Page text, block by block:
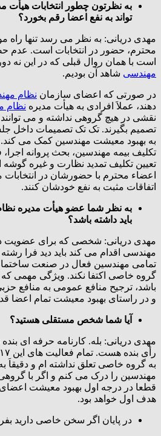
به نظرتون چطور انتخابات هیأت
تواند به نفع اعضا رقم بخورد؟
مهدی دریانی: به نظر می رسد تنها راه
محترم، حضور در انتخابات است. عدم
است با همان روال قبلی که در این نه
مهندسی شاهد آن بودیم.
در صورتی که اعضای سازمان نظام
دهند، عملاَ افرادی به هیأت مدیره نظام
نقشی در هیچ گروهی نداشته و می توانند
تصمیم بگیرند. تک تک تصمیمات داخل
به بهبود معیشت مهندسین کمک می کند.
تکلیف بیمه مهندسین، بحث پروانه
تعیین تکلیف تمدید نظارت و غیره
اعضاء محترم با حضورشان در انتخابات
اتفاقات مثبت به نفع خودشان کنند.
به نظر شما عضو هیأت مدیره
باید داشته باشد؟
مهدی دریانی: شخصی که برای عضویت
مهندسی اقدام می کند باید دید فرا
تمامی مهندسین فعال در صنعت
گروه خاصی اکتفا نکند. ویژگی مهمی
باشد، ترجیح منافع عمومی به منافع
و در راستای بهبود معیشت تمام اعضا
آیا شما شخص مستقلی هستید؟
مهدی دریانی: بله. کارنامه حرفه ای
به گروه خاصی تعلق نداشته ام و دقیقاَ
مهندسین را درک می کنم و اگر با
قطعا در درجه اول بهبود معیشت
هدف اول خواهد بود.
در پایان اگر سخن خاصی دارید